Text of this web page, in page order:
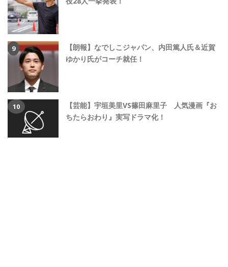
【朗報】なでしこジャパン、内田篤人氏＆近賀
ゆかり氏がコーチ就任！
【芸能】宇垣美里VS篠田麻里子 人気漫画『お
ちたらおわり』実写ドラマ化！